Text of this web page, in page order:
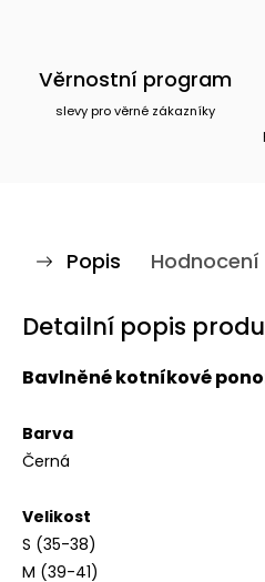
Věrnostní program
slevy pro věrné zákazníky
Popis Hodnocení
Detailní popis
Bavlněné kotníkové
Barva
Černá
Velikost
S (35-38)
M (39-41)